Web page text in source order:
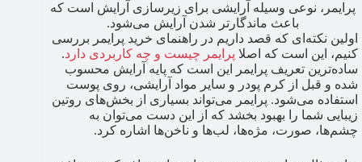
پرایمر، نوعی وسیله آرایشی برای زیرسازی آرایش است که
باعث ماندگارتر شدن آرایش می‌شود.
اولین نکته‌ای که قصد داریم در راهنمای خرید پرایمر بررسی
کنیم، این است که اصلا پرایمر چیست و چه کاربردی دارد.
ساده‌ترین تعریف پرایمر این است که پایه آرایش محسوب
شده و قبل از کرم پودر و سایر مواد آرایشی، روی پوست
استفاده می‌شود. پرایمر می‌تواند بسیاری از بخش‌های روتین
زیبایی شما را بهبود بخشد که از این دست می‌توان به
چشم‌ها، صورت، مژه‌ها، لب‌ها و ناخن‌ها اشاره کرد.